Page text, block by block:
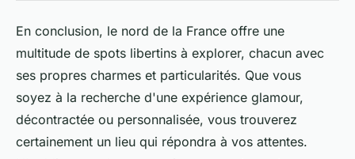
En conclusion, le nord de la France offre une
multitude de spots libertins à explorer, chacun avec
ses propres charmes et particularités. Que vous
soyez à la recherche d'une expérience glamour,
décontractée ou personnalisée, vous trouverez
certainement un lieu qui répondra à vos attentes.